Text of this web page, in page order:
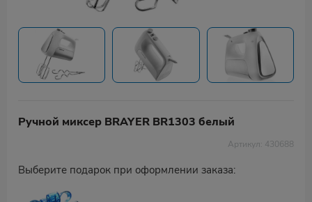
Ручной миксер BRAYER BR1303 белый
Артикул: 430688
Выберите подарок при оформлении заказа: